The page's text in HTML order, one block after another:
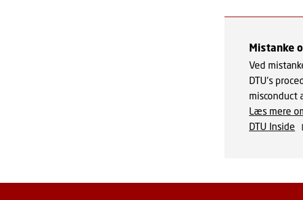
Mistanke
Ved
DTU’s
misconduct
Læs mere
DTU Inside